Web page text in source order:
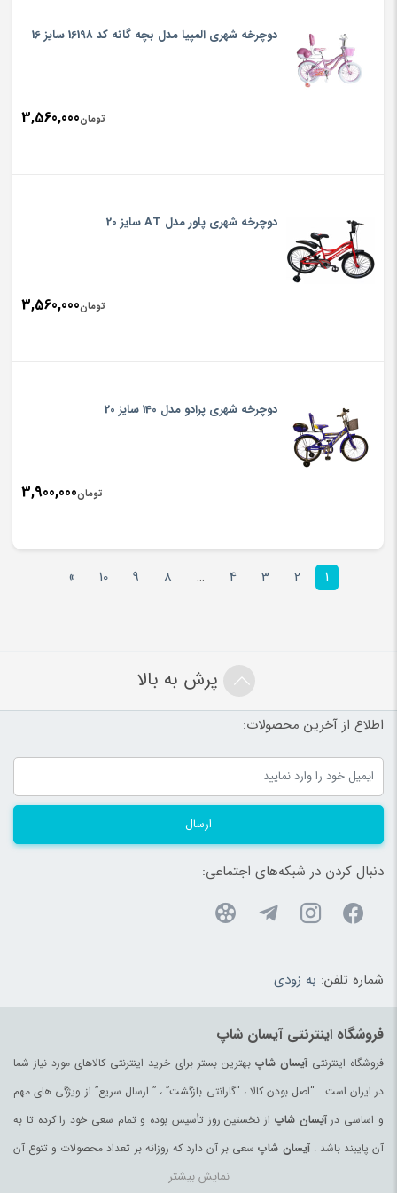
دوچرخه شهری المپیا مدل بچه گانه کد 16198 سایز 16
تومان3,560,000
دوچرخه شهری پاور مدل AT سایز 20
تومان3,560,000
دوچرخه شهری پرادو مدل 140 سایز 20
تومان3,900,000
1
2
3
4
…
8
9
10
»
پرش به بالا
اطلاع از آخرین محصولات:
ارسال
دنبال کردن در شبکه‌های اجتماعی:
شماره تلفن: به زودی
فروشگاه اینترنتی آیسان شاپ
فروشگاه اینترنتیآیسان شاپبهترین بستر برای خرید اینترنتی کالاهای مورد نیاز شما
در ایران است . “اصل بودن کالا ، “گارانتی بازگشت” ، ” ارسال سریع” از ویژگی های مهم
و اساسی درآیسان شاپ از نخستین روز تأسیس بوده و تمام سعی خود را کرده تا به
آن پایبند باشد .آیسان شاپ سعی بر آن دارد که روزانه بر تعداد محصولات و تنوع آن
بیفزاید تا بتواند نیاز همه ی افراد با هر نوع سلیقه را در خرید محصولات اینترنتی مرتفع
نمایش بیشتر